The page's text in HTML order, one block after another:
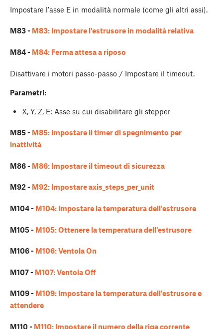
Impostare l'asse E in modalità normale (come gli altri assi).
M83 - M83: Impostare l'estrusore in modalità relativa
M84 - M84: Ferma attesa a riposo
Disattivare i motori passo-passo / Impostare il timeout.
Parametri:
X, Y, Z, E: Asse su cui disabilitare gli stepper
M85 - M85: Impostare il timer di spegnimento per
inattività
M86 - M86: Impostare il timeout di sicurezza
M92 - M92: Impostare axis_steps_per_unit
M104 - M104: Impostare la temperatura dell'estrusore
M105 - M105: Ottenere la temperatura dell'estrusore
M106 - M106: Ventola On
M107 - M107: Ventola Off
M109 - M109: Impostare la temperatura dell'estrusore e
attendere
M110 - M110: Impostare il numero della riga corrente